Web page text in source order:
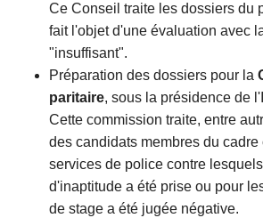
Ce Conseil traite les dossiers du
fait l'objet d'une évaluation avec
"insuffisant".
Préparation des dossiers pour la
paritaire, sous la présidence de
Cette commission traite, entre
des candidats membres du
services de police contre
d'inaptitude a été prise ou pour
de stage a été jugée négative.